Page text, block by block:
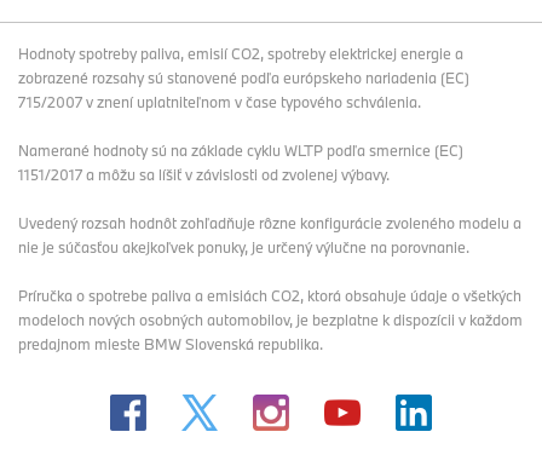
Hodnoty spotreby paliva, emisií CO2, spotreby elektrickej energie a
zobrazené rozsahy sú stanovené podľa európskeho nariadenia (EC)
715/2007 v znení uplatniteľnom v čase typového schválenia.
Namerané hodnoty sú na základe cyklu WLTP podľa smernice (EC)
1151/2017 a môžu sa líšiť v závislosti od zvolenej výbavy.
Uvedený rozsah hodnôt zohľadňuje rôzne konfigurácie zvoleného modelu a
nie je súčasťou akejkoľvek ponuky, je určený výlučne na porovnanie.
Príručka o spotrebe paliva a emisiách CO2, ktorá obsahuje údaje o všetkých
modeloch nových osobných automobilov, je bezplatne k dispozícii v každom
predajnom mieste BMW Slovenská republika.